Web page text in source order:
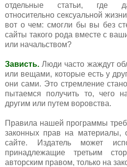
отдельные статьи, где
относительно сексуальной
вот о чем: смогли бы вы без
сайты такого рода вместе с
или начальством?
Зависть.Люди часто жаждут
или вещами, которые есть у
они сами. Это стремление
пытаемся получить то, чего
другим или путем воровства.
Правила нашей программы
законных прав на материалы,
сайте. Издатель может
принадлежащие третьим
авторским правом, только на